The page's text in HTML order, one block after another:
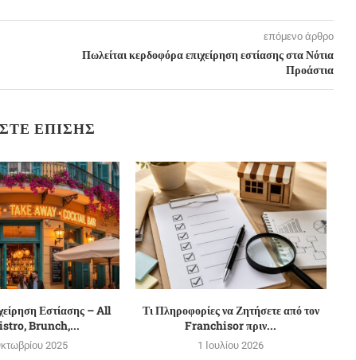
επόμενο άρθρο
Πωλείται κερδοφόρα επιχείρηση εστίασης στα Νότια
Προάστια
ΕΠΊΣΗΣ
Εστίασης – All
Brunch,...
2025
Τι Πληροφορίες να Ζητήσετε από τον
Franchisor πριν...
1 Ιουλίου 2026